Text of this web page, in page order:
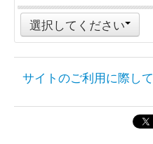
選択してください
サイトのご利用に際して